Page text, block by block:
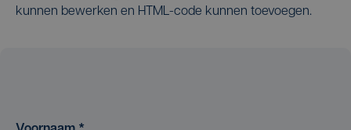
kunnen bewerken en HTML-code kunnen toevoegen.